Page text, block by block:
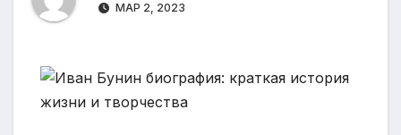
МАР 2, 2023